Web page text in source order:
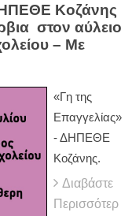
Κοζάνης
στον αύλειο
– Με
«Γη της
Επαγγελίας»
- ΔΗΠΕΘΕ
Κοζάνης.
Διαβάστε
Περισσότερ